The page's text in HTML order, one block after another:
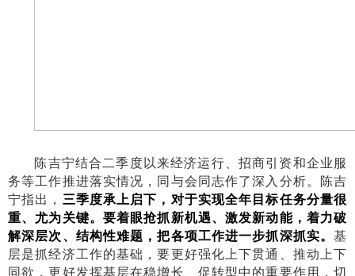
陈吉宁结合二季度以来经济运行、招商引资和企业服
务等工作推进落实情况，同与会同志作了深入分析。陈吉
宁指出， 三季度承上启下，对于实现全年目标任务分量很
重、尤为关键。要着眼抢抓新机遇、激发新动能，着力破
解深层次、结构性难题，把各项工作进一步抓深抓实。 基
层是抓经济工作的基础，要更好强化上下贯通、推动上下
同欲，更好发挥基层在稳增长、促转型中的重要作用，切